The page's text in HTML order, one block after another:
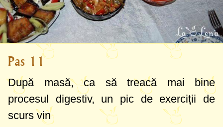
Pas 11
După masă, ca să treacă mai bine
procesul digestiv, un pic de exerciții de
scurs vin